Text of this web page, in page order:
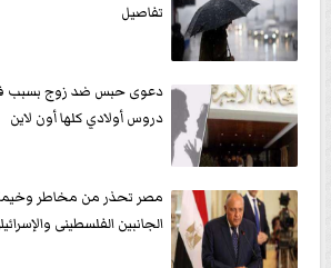
تفاصيل
دعوى حبس ضد زوج بسبب
دروس أولادي كلها أون لاين
مصر تحذر من مخاطر وخيمة
الجانبين الفلسطينى